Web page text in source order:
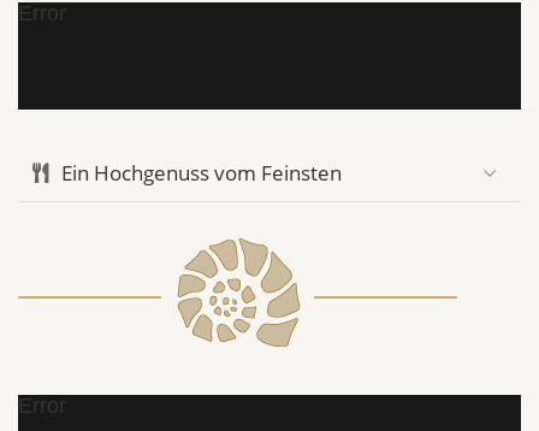
Error
Ein Hochgenuss vom Feinsten
Error